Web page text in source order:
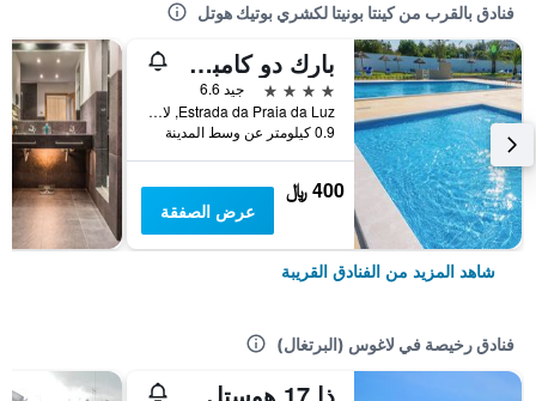
فنادق بالقرب من كينتا بونيتا لكشري بوتيك هوتل
بارك دو كامبسمو أوربيتور فالفيرد
4 نجوم
جيد 6.6
Estrada da Praia da Luz, لاغوس (البرتغال), منطقة فارو, البرتغال
0.9 كيلومتر عن وسط المدينة
400 ﷼
عرض الصفقة
شاهد المزيد من الفنادق القريبة
فنادق رخيصة في لاغوس (البرتغال)